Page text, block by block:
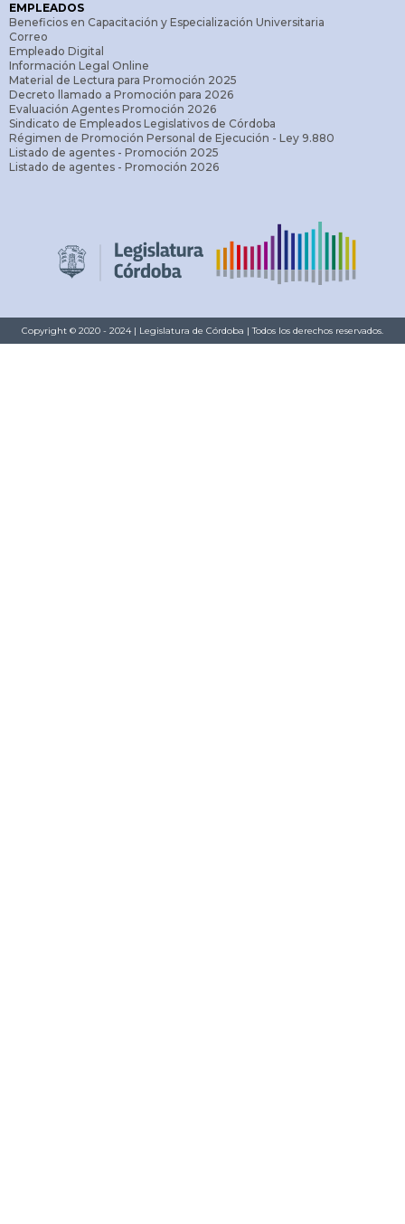
EMPLEADOS
Beneficios en Capacitación y Especialización Universitaria
Correo
Empleado Digital
Información Legal Online
Material de Lectura para Promoción 2025
Decreto llamado a Promoción para 2026
Evaluación Agentes Promoción 2026
Sindicato de Empleados Legislativos de Córdoba
Régimen de Promoción Personal de Ejecución - Ley 9.880
Listado de agentes - Promoción 2025
Listado de agentes - Promoción 2026
Copyright © 2020 - 2024 | Legislatura de Córdoba | Todos los derechos reservados.